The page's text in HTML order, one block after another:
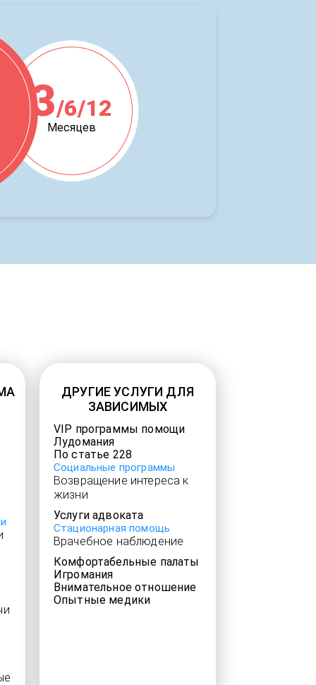
3/6/12
Месяцев
ДРУГИЕ УСЛУГИ ДЛЯ
ЗАВИСИМЫХ
VIP программы помощи
Лудомания
По статье 228
Социальные программы
Возвращение интереса к
жизни
Услуги адвоката
Стационарная помощь
Врачебное наблюдение
Комфортабельные палаты
Игромания
Внимательное отношение
Опытные медики